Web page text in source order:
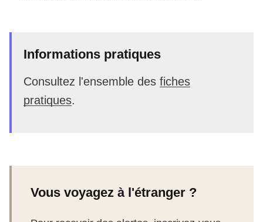
Informations pratiques
Consultez l'ensemble des fiches
pratiques.
Vous voyagez à l'étranger ?